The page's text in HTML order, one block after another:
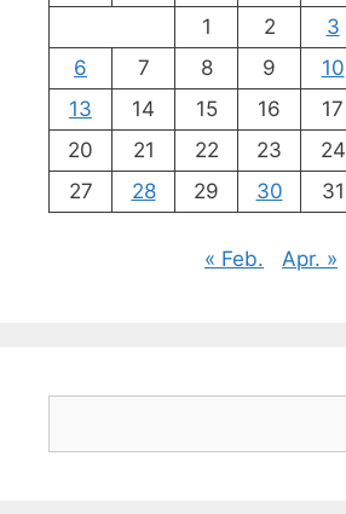
1
2 3
6
7 8 9 10
13
14 15 16 17
20
21 22 23 24
27
28 29 30 31
« Feb. Apr. »